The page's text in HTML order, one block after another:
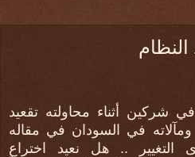
شركين أثناء محاولته تقعيد
ومآلاته في السودان في مقاله
التغيير .. هل نعيد اختراع